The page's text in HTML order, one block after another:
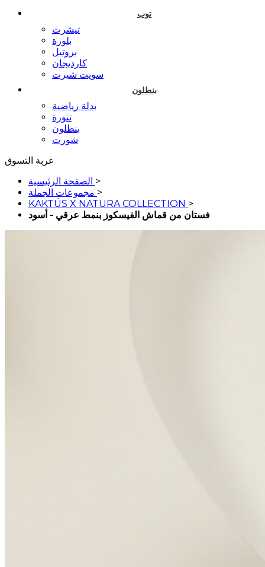
توب
تيشرت
بلوزة
بروتيل
كارديجان
سويت شيرت
بنطلون
بدلة رياضية
تنورة
بنطلون
شورت
عربة التسوق
الصفحة الرئيسية >
مجموعات الجملة >
KAKTÜS X NATURA COLLECTION >
فستان من قماش الفيسكوز بنمط عرقي - أسود